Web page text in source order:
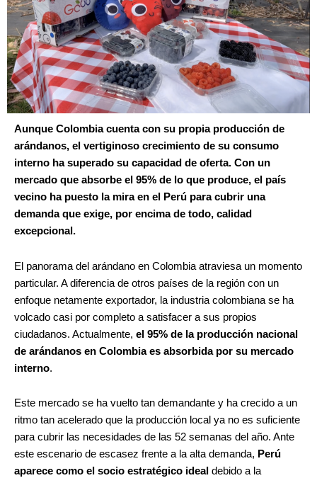
Aunque Colombia cuenta con su propia producción de
arándanos, el vertiginoso crecimiento de su consumo
interno ha superado su capacidad de oferta. Con un
mercado que absorbe el 95% de lo que produce, el país
vecino ha puesto la mira en el Perú para cubrir una
demanda que exige, por encima de todo, calidad
excepcional.
El panorama del arándano en Colombia atraviesa un momento
particular. A diferencia de otros países de la región con un
enfoque netamente exportador, la industria colombiana se ha
volcado casi por completo a satisfacer a sus propios
ciudadanos. Actualmente, el 95% de la producción nacional
de arándanos en Colombia es absorbida por su mercado
interno.
Este mercado se ha vuelto tan demandante y ha crecido a un
ritmo tan acelerado que la producción local ya no es suficiente
para cubrir las necesidades de las 52 semanas del año. Ante
este escenario de escasez frente a la alta demanda, Perú
aparece como el socio estratégico ideal debido a la